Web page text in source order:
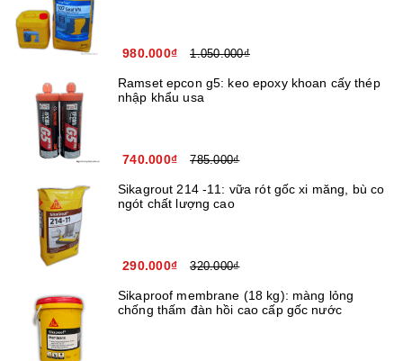
980.000₫ 1.050.000₫
Ramset epcon g5: keo epoxy khoan cấy thép
nhập khẩu usa
740.000₫ 785.000₫
Sikagrout 214 -11: vữa rót gốc xi măng, bù co
ngót chất lượng cao
290.000₫ 320.000₫
Sikaproof membrane (18 kg): màng lỏng
chống thấm đàn hồi cao cấp gốc nước